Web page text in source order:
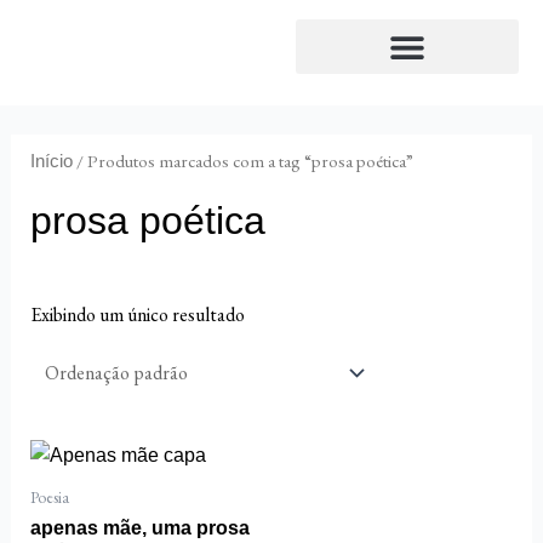
Início/ Produtos marcados com a tag “prosa poética”
prosa poética
Exibindo um único resultado
Poesia
apenas mãe, uma prosa